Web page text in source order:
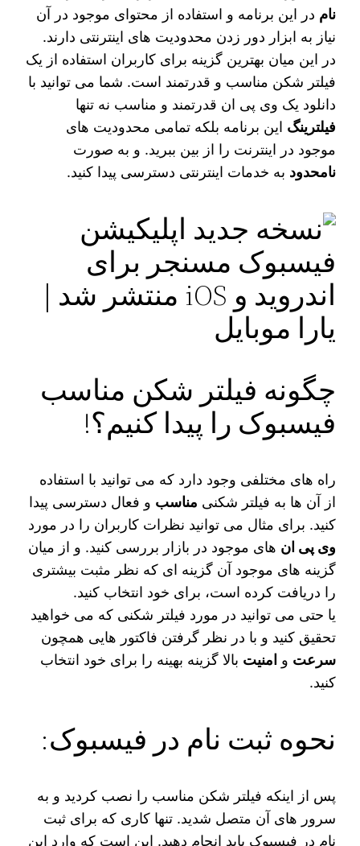
نام در این برنامه و استفاده از محتوای موجود در آن
نیاز به ابزار دور زدن محدودیت‌ های اینترنتی دارند.
در این میان بهترین گزینه برای کاربران استفاده از یک
فیلتر شکن مناسب و قدرتمند است. شما می‌ توانید با
دانلود یک وی پی ان قدرتمند و مناسب نه تنها
فیلترینگ این برنامه بلکه تمامی محدودیت های
موجود در اینترنت را از بین ببرید. و به صورت
نامحدود به خدمات اینترنتی دسترسی پیدا کنید.
چگونه فیلتر شکن مناسب
فیسبوک را پیدا کنیم؟!
راه های مختلفی وجود دارد که می‌ توانید با استفاده
از آن ها به فیلتر شکنی مناسب و فعال دسترسی پیدا
کنید. برای مثال می‌ توانید نظرات کاربران را در مورد
وی پی ان های موجود در بازار بررسی کنید. و از میان
گزینه های موجود آن گزینه ای که نظر مثبت بیشتری
را دریافت کرده است، برای خود انتخاب کنید.
یا حتی می‌ توانید در مورد فیلتر شکنی که می‌ خواهید
تحقیق کنید و با در نظر گرفتن فاکتور هایی همچون
سرعت و امنیت بالا گزینه بهینه را برای خود انتخاب
کنید.
نحوه ثبت نام در فیسبوک:
پس از اینکه فیلتر شکن مناسب را نصب کردید و به
سرور های آن متصل شدید. تنها کاری که برای ثبت
نام در فیسبوک باید انجام دهید. این است که وارد این